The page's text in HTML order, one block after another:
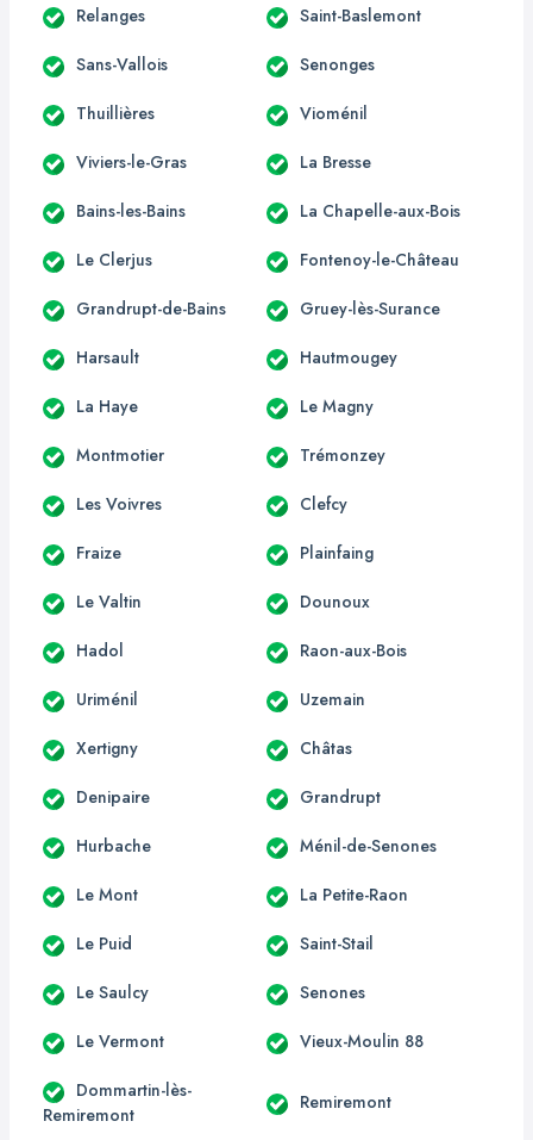
Relanges Saint-Baslemont
Sans-Vallois Senonges
Thuillières Vioménil
Viviers-le-Gras La Bresse
Bains-les-Bains La Chapelle-aux-Bois
Le Clerjus Fontenoy-le-Château
Grandrupt-de-Bains Gruey-lès-Surance
Harsault Hautmougey
La Haye Le Magny
Montmotier Trémonzey
Les Voivres Clefcy
Fraize Plainfaing
Le Valtin Dounoux
Hadol Raon-aux-Bois
Uriménil Uzemain
Xertigny Châtas
Denipaire Grandrupt
Hurbache Ménil-de-Senones
Le Mont La Petite-Raon
Le Puid Saint-Stail
Le Saulcy Senones
Le Vermont Vieux-Moulin 88
Dommartin-lès-
Remiremont
Remiremont